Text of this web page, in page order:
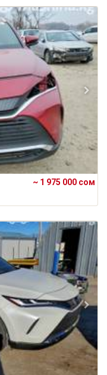
~ 1 975 000 сом